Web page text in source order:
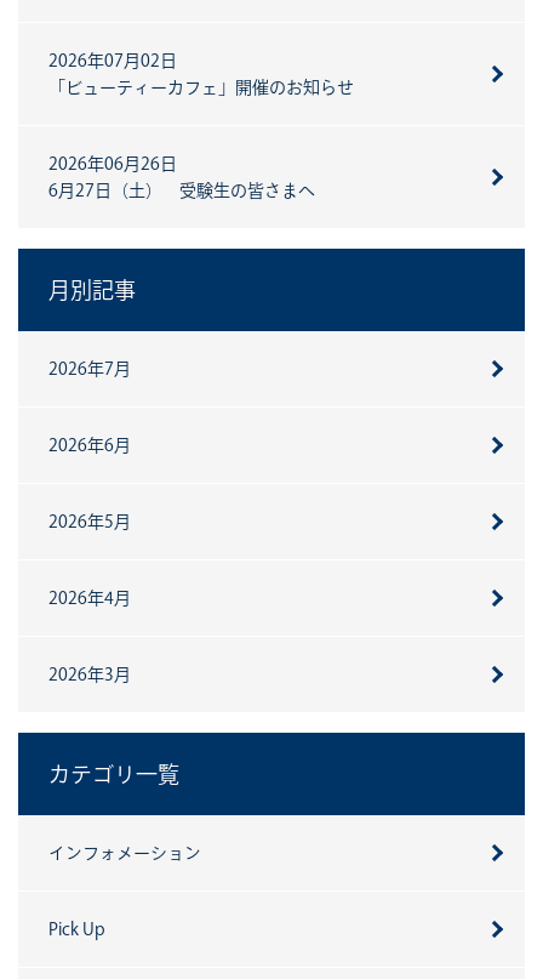
2026年07月02日
「ビューティーカフェ」開催のお知らせ
2026年06月26日
6月27日（土） 受験生の皆さまへ
月別記事
2026年7月
2026年6月
2026年5月
2026年4月
2026年3月
カテゴリ一覧
インフォメーション
Pick Up